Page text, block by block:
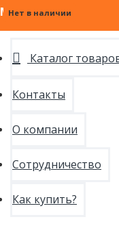
МЕНЮ
Каталог
Контакты
О компании
Сотрудничество
Как купить?
Нет в наличии
Нет в наличии